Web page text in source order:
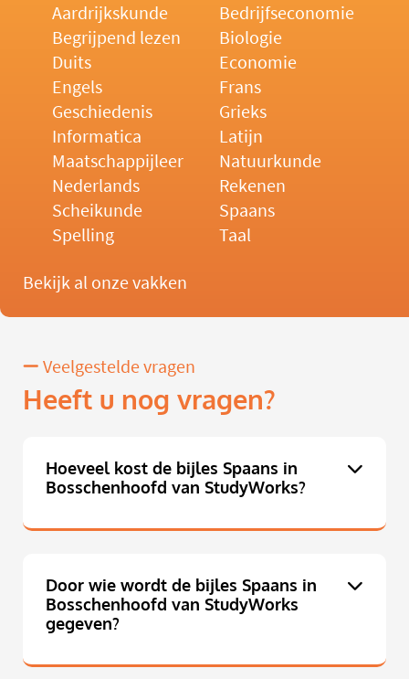
Aardrijkskunde
Bedrijfseconomie
Begrijpend lezen
Biologie
Duits
Economie
Engels
Frans
Geschiedenis
Grieks
Informatica
Latijn
Maatschappijleer
Natuurkunde
Nederlands
Rekenen
Scheikunde
Spaans
Spelling
Taal
Bekijk al onze vakken
Veelgestelde vragen
Heeft u nog vragen?
Hoeveel kost de bijles Spaans in
Bosschenhoofd van StudyWorks?
Door wie wordt de bijles Spaans in
Bosschenhoofd van StudyWorks
gegeven?